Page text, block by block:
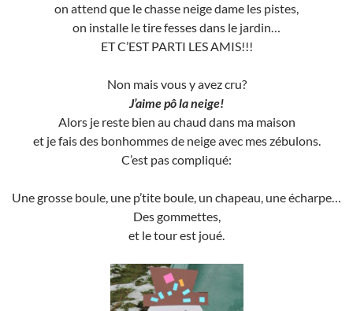
on attend que le chasse neige dame les pistes,
on installe le tire fesses dans le jardin…
ET C’EST PARTI LES AMIS!!!
Non mais vous y avez cru?
J’aime pô la neige!
Alors je reste bien au chaud dans ma maison
et je fais des bonhommes de neige avec mes zébulons.
C’est pas compliqué:
Une grosse boule, une p’tite boule, un chapeau, une écharpe…
Des gommettes,
et le tour est joué.